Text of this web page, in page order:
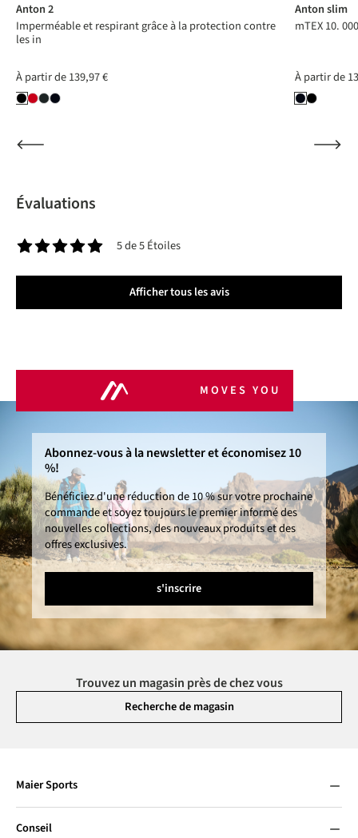
Anton 2
Imperméable et respirant grâce à la protection contre
les in
À partir de139,97 €
Anton slim
mTEX 10.
À partir de
Évaluations
5 de 5 Étoiles
Afficher tous les avis
MOVES YOU
Abonnez-vous à la newsletter et économisez 10
%!
Bénéficiez d'une réduction de 10 % sur votre prochaine
commande et soyez toujours le premier informé des
nouvelles collections, des nouveaux produits et des
offres exclusives.
s'inscrire
Trouvez un magasin près de chez vous
Recherche de magasin
Maier Sports
Conseil